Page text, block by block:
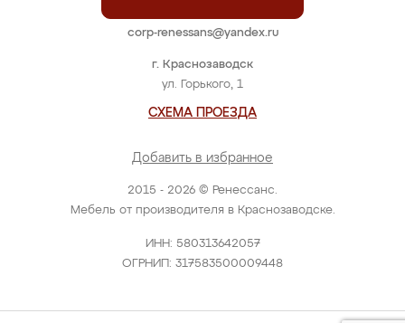
2015 - 2026 © Ренессанс.
Мебель от производителя в Краснозаводске.
ИНН: 580313642057
ОГРНИП: 317583500009448
г. Краснозаводск
ул. Горького, 1
СХЕМА ПРОЕЗДА
Добавить в избранное
corp-renessans@yandex.ru